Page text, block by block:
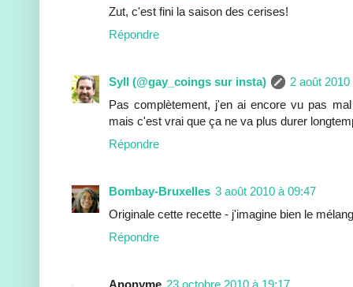
Zut, c'est fini la saison des cerises!
Répondre
Syll (@gay_coings sur insta)
2 août
Pas complètement, j'en ai encore vu pas
mais c'est vrai que ça ne va plus durer
Répondre
Bombay-Bruxelles 3 août 2010 à 09:47
Originale cette recette - j'imagine bien le
Répondre
Anonyme 23 octobre 2010 à 19:17